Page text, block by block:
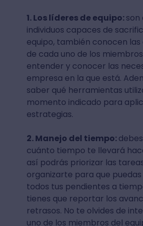
1. Los líderes de equipo:son
individuos capaces de
equipo, también conocen
de cada uno de los
entender y conocer las
empresa en la que está.
saber qué herramientas
momento indicado para
estrategias.
2. Manejo del tiempo:
cuánto tiempo te llevará
así podrás priorizar las
organizarte para que
todos tus pendientes a
tienes que reportar los
retrasos. No te olvides de
uno de los miembros del